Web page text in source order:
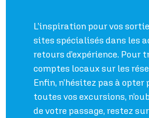
L’inspiration pour vos
sites spécialisés dans les
retours d’expérience. Pour
comptes locaux sur les
Enfin, n’hésitez pas à
toutes vos excursions,
de votre passage, restez